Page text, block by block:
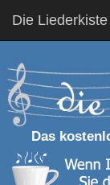
Die Liederkiste
Das